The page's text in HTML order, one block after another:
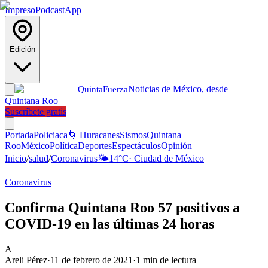
ImpresoPodcastApp
Edición
QuintaFuerzaNoticias de México, desde
Quintana Roo
Suscríbete gratis
PortadaPoliciaca 🌀 HuracanesSismosQuintana
RooMéxicoPolíticaDeportesEspectáculosOpinión
Inicio/salud/Coronavirus🌤️14°C· Ciudad de México
Coronavirus
Confirma Quintana Roo 57 positivos a
COVID-19 en las últimas 24 horas
A
Areli Pérez·11 de febrero de 2021 ·1 min de lectura